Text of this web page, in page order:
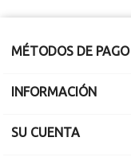
MÉTODOS DE PAGO
INFORMACIÓN
SU CUENTA